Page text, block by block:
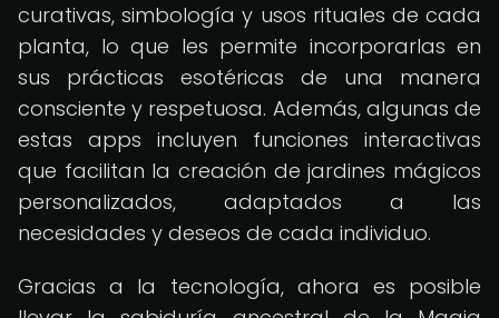
curativas, simbología y usos rituales de cada
planta, lo que les permite incorporarlas en
sus prácticas esotéricas de una manera
consciente y respetuosa. Además, algunas de
estas apps incluyen funciones interactivas
que facilitan la creación de jardines mágicos
personalizados, adaptados a las
necesidades y deseos de cada individuo.
Gracias a la tecnología, ahora es posible